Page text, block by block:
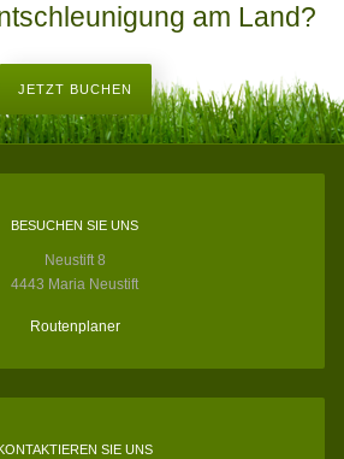
am Land?
JETZT BUCHEN
BESUCHEN SIE UNS
Neustift 8
4443 Maria Neustift
Routenplaner
SIE UNS